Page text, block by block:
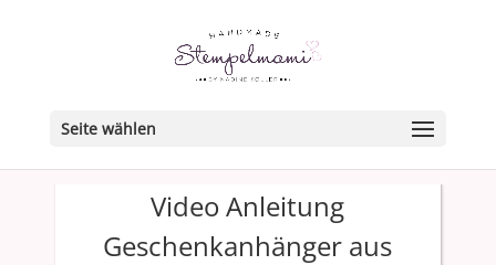
Seite wählen
Video Anleitung
Geschenkanhänger aus